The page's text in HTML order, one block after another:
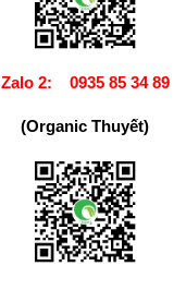
Zalo 2: 0935 85 34 89
(Organic Thuyết)